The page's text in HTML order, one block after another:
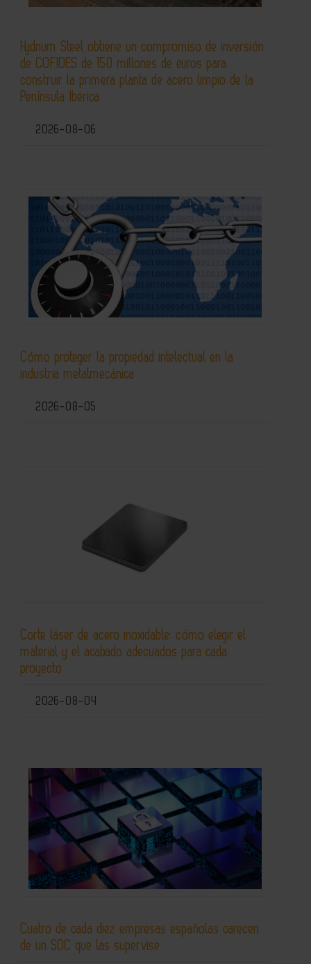
Hydnum Steel obtiene un compromiso de inversión
de COFIDES de 150 millones de euros para
construir la primera planta de acero limpio de la
Península Ibérica
2026-08-06
Cómo proteger la propiedad intelectual en la
industria metalmecánica
2026-08-05
Corte láser de acero inoxidable: cómo elegir el
material y el acabado adecuados para cada
proyecto
2026-08-04
Cuatro de cada diez empresas españolas carecen
de un SOC que las supervise